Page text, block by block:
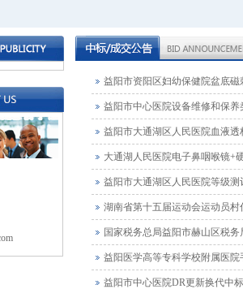
益阳市资阳区妇幼保健院盆底
益阳市中心医院设备维修和保
益阳市大通湖区人民医院血液
大通湖人民医院电子鼻咽喉镜+
益阳市大通湖区人民医院等级
湖南省第十五届运动会运动员
国家税务总局益阳市赫山区税
益阳医学高等专科学校附属医
益阳市中心医院DR更新换代中